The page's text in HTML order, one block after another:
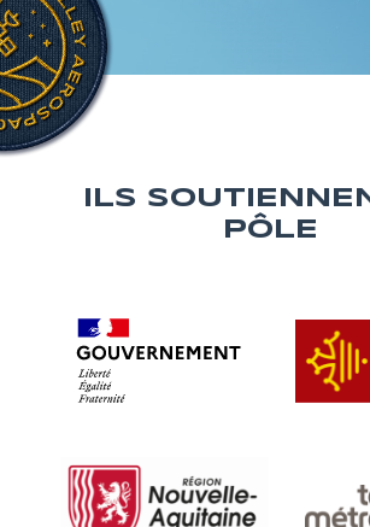
ILS
PÔLE